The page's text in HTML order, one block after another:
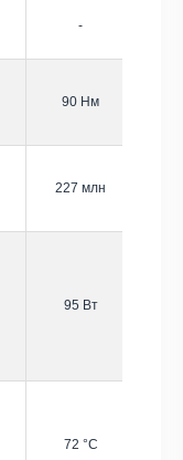
-
90 Нм
227 млн
95 Вт
72 °C